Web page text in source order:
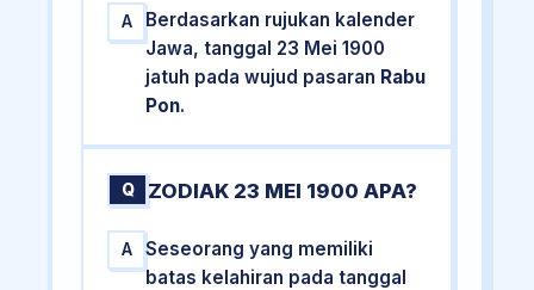
A
Berdasarkan rujukan kalender
Jawa, tanggal 23 Mei 1900
jatuh pada wujud pasaran Rabu
Pon.
Q ZODIAK 23 MEI 1900 APA?
A
Seseorang yang memiliki
batas kelahiran pada tanggal